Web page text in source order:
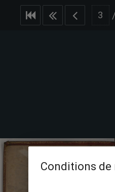
/
Conditions